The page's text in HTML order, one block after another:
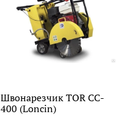
Швонарезчик TOR CC-
400 (Loncin)